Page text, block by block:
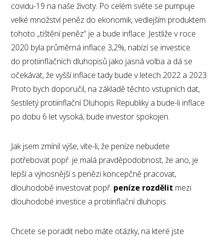
covidu-19 na naše životy. Po celém světe se pumpuje
velké množství peněz do ekonomik, vedlejším produktem
tohoto „tištění peněz“ je a bude inflace. Jestliže v roce
2020 byla průměrná inflace 3,2%, nabízí se investice
do protiinflačních dluhopisů jako jasná volba a dá se
očekávat, že vyšší inflace tady bude v letech 2022 a 2023.
Proto bych doporučil, na základě těchto vstupních dat,
šestiletý protiinflační Dluhopis Republiky a bude-li inflace
po dobu 6 let vysoká, bude investor spokojen.
Jak jsem zmínil výše, víte-li, že peníze nebudete
potřebovat popř. je malá pravděpodobnost, že ano, je
lepší a výnosnější s penězi koncepčně pracovat,
dlouhodobě investovat popř. peníze rozdělit mezi
dlouhodobé investice a protiinflační dluhopis.
Chcete se poradit nebo máte otázky, na které jste